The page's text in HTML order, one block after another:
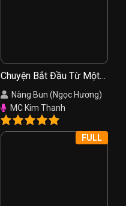
Chuyện Bắt Đầu Từ Một
Nụ Hồng
Nàng Bun (Ngọc Hương)
MC Kim Thanh
FULL